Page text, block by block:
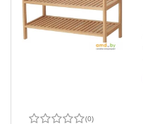
(0)